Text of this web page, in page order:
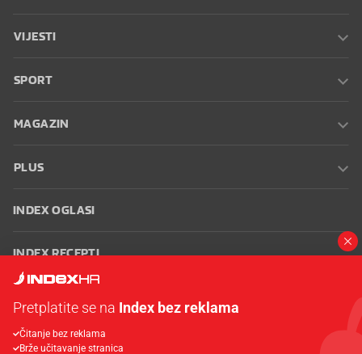
VIJESTI
SPORT
MAGAZIN
PLUS
INDEX OGLASI
INDEX RECEPTI
Oglašavanje Zaposli se na Indexu
korištenja
Postavke kolačića
Pretplatite se na Index bez reklama
Čitanje bez reklama
Brže učitavanje stranica